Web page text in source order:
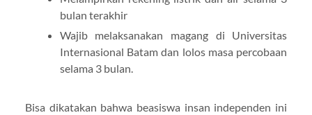
bulan terakhir
Wajib melaksanakan magang di Universitas
Internasional Batam dan lolos masa percobaan
selama 3 bulan.
Bisa dikatakan bahwa beasiswa insan independen ini